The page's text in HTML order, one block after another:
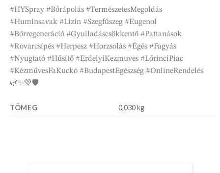
#HYSpray #Bőrápolás #TermészetesMegoldás
#Huminsavak #Lizin #Szegfűszeg #Eugenol
#Bőrregeneráció #Gyulladáscsökkentő #Pattanások
#Rovarcsípés #Herpesz #Horzsolás #Égés #Fagyás
#Nyugtató #Hűsítő #ErdelyiKezmuves #LőrinciPiac
#KézművesFaKuckó #BudapestEgészség #OnlineRendelés
🌿✨💚🛡️
TÖMEG 0,030 kg